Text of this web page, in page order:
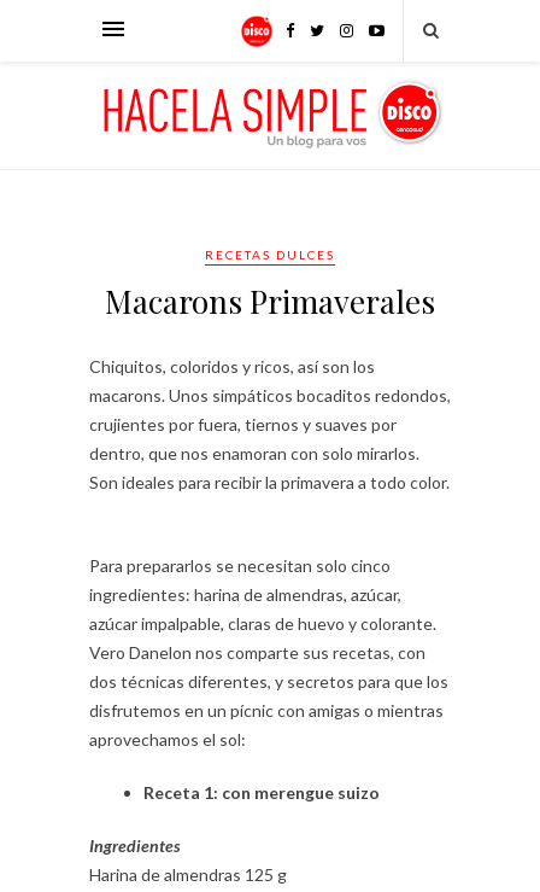
RECETAS DULCES
Macarons Primaverales
Chiquitos, coloridos y ricos, así son los
macarons. Unos simpáticos bocaditos redondos,
crujientes por fuera, tiernos y suaves por
dentro, que nos enamoran con solo mirarlos.
Son ideales para recibir la primavera a todo color.
Para prepararlos se necesitan solo cinco
ingredientes: harina de almendras, azúcar,
azúcar impalpable, claras de huevo y colorante.
Vero Danelon nos comparte sus recetas, con
dos técnicas diferentes, y secretos para que los
disfrutemos en un pícnic con amigas o mientras
aprovechamos el sol:
Receta 1: con merengue suizo
Ingredientes
Harina de almendras 125 g